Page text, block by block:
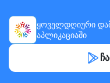
ყოველდღიური
აპლიკაციაში